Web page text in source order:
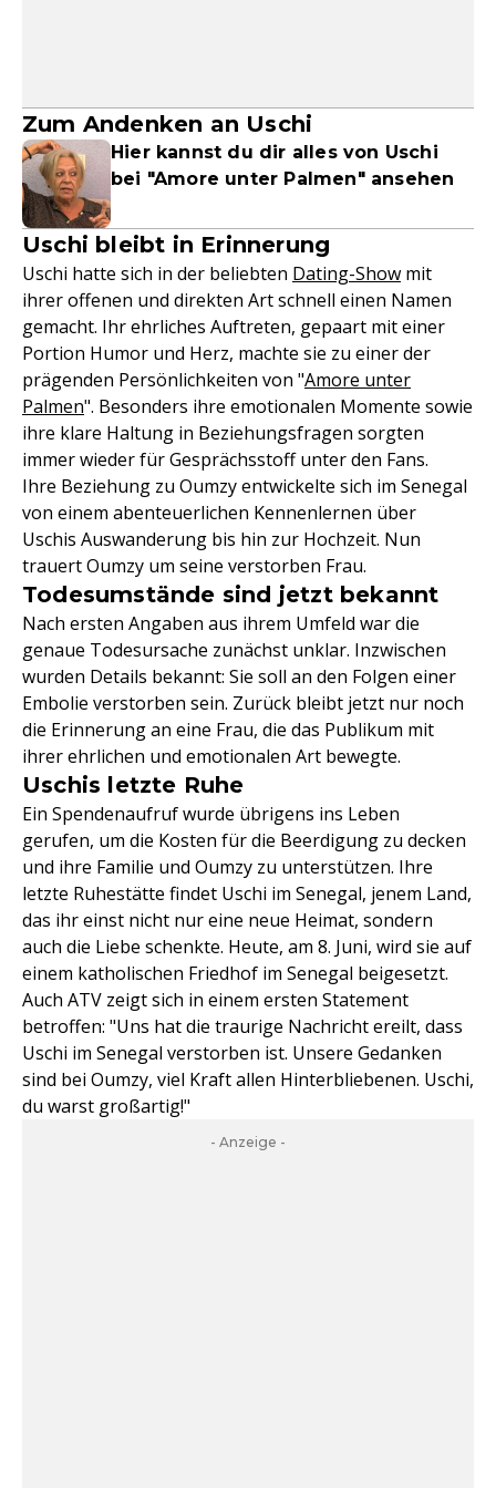
Zum Andenken an Uschi
Hier kannst du dir alles von Uschi
bei "Amore unter Palmen" ansehen
Uschi bleibt in Erinnerung
Uschi hatte sich in der beliebten Dating-Show mit
ihrer offenen und direkten Art schnell einen Namen
gemacht. Ihr ehrliches Auftreten, gepaart mit einer
Portion Humor und Herz, machte sie zu einer der
prägenden Persönlichkeiten von "Amore unter
Palmen". Besonders ihre emotionalen Momente sowie
ihre klare Haltung in Beziehungsfragen sorgten
immer wieder für Gesprächsstoff unter den Fans.
Ihre Beziehung zu Oumzy entwickelte sich im Senegal
von einem abenteuerlichen Kennenlernen über
Uschis Auswanderung bis hin zur Hochzeit. Nun
trauert Oumzy um seine verstorben Frau.
Todesumstände sind jetzt bekannt
Nach ersten Angaben aus ihrem Umfeld war die
genaue Todesursache zunächst unklar. Inzwischen
wurden Details bekannt: Sie soll an den Folgen einer
Embolie verstorben sein. Zurück bleibt jetzt nur noch
die Erinnerung an eine Frau, die das Publikum mit
ihrer ehrlichen und emotionalen Art bewegte.
Uschis letzte Ruhe
Ein Spendenaufruf wurde übrigens ins Leben
gerufen, um die Kosten für die Beerdigung zu decken
und ihre Familie und Oumzy zu unterstützen. Ihre
letzte Ruhestätte findet Uschi im Senegal, jenem Land,
das ihr einst nicht nur eine neue Heimat, sondern
auch die Liebe schenkte. Heute, am 8. Juni, wird sie auf
einem katholischen Friedhof im Senegal beigesetzt.
Auch ATV zeigt sich in einem ersten Statement
betroffen: "Uns hat die traurige Nachricht ereilt, dass
Uschi im Senegal verstorben ist. Unsere Gedanken
sind bei Oumzy, viel Kraft allen Hinterbliebenen. Uschi,
du warst großartig!"
- Anzeige -